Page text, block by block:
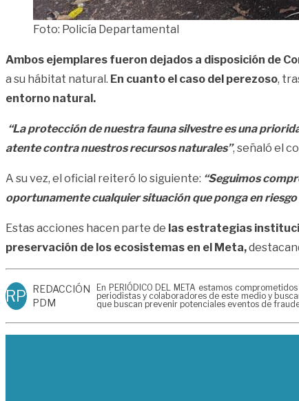
Foto: Policía Departamental
Ambos ejemplares fueron dejados a disposición de
a su hábitat natural. En cuanto el caso del perezoso,
entorno natural.
“La protección de nuestra fauna silvestre es una
atente contra nuestros recursos naturales”, señaló el
A su vez, el oficial reiteró lo siguiente: “Seguimos
oportunamente cualquier situación que ponga en
Estas acciones hacen parte de las estrategias
preservación de los ecosistemas en el Meta,
RP REDACCIÓN
PDM
En PERIÓDICO DEL META estamos
periodistas y colaboradores de este medio y
que buscan prevenir potenciales eventos de